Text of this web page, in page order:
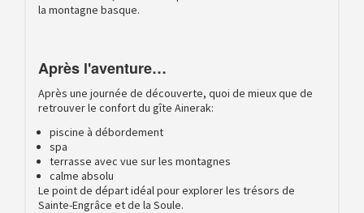
la montagne basque.
Après l'aventure…
Après une journée de découverte, quoi de mieux que de
retrouver le confort du gîte Ainerak:
piscine à débordement
spa
terrasse avec vue sur les montagnes
calme absolu
Le point de départ idéal pour explorer les trésors de
Sainte-Engrâce et de la Soule.